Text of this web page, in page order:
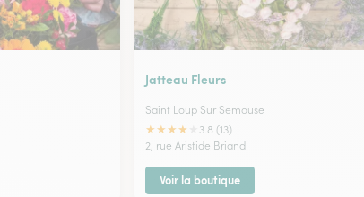
Jatteau Fleurs
Saint Loup Sur Semouse
★★★★
3.8 (13)
2, rue Aristide Briand
Voir la boutique